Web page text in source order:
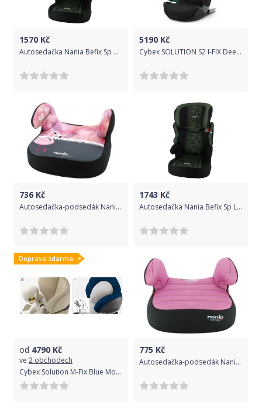
1570 Kč
Autosedačka Nania Befix Sp CAMO khaki, Khaki
5190 Kč
Cybex SOLUTION S2 I-FIX Deep Black | black
736 Kč
Autosedačka-podsedák Nania Dream Flamingo 2020, Růžová
1743 Kč
Autosedačka Nania Befix Sp Luxe HIBISCUS, Multicolor
Doprava zdarma
od 4790 Kč
ve 2 obchodech
Cybex Solution M-Fix Blue Moon 2019
775 Kč
Autosedačka-podsedák Nania Dream Varianta: Denim - růžová